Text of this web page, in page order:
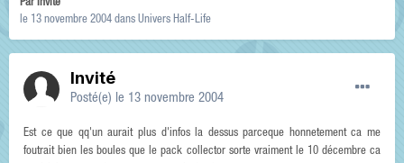
Par Invité
le 13 novembre 2004 dans Univers Half-Life
Invité
Posté(e) le 13 novembre 2004
Est ce que qq'un aurait plus d'infos la dessus parceque honnetement ca me
foutrait bien les boules que le pack collector sorte vraiment le 10 décembre ca